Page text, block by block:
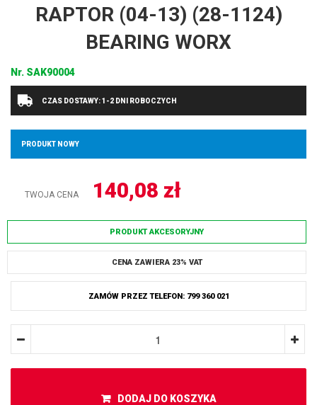
RAPTOR (04-13) (28-1124)
BEARING WORX
Nr. SAK90004
CZAS DOSTAWY: 1-2 DNI ROBOCZYCH
PRODUKT NOWY
TWOJA CENA 140,08 zł
PRODUKT AKCESORYJNY
CENA ZAWIERA 23% VAT
ZAMÓW PRZEZ TELEFON: 799 360 021
DODAJ DO KOSZYKA